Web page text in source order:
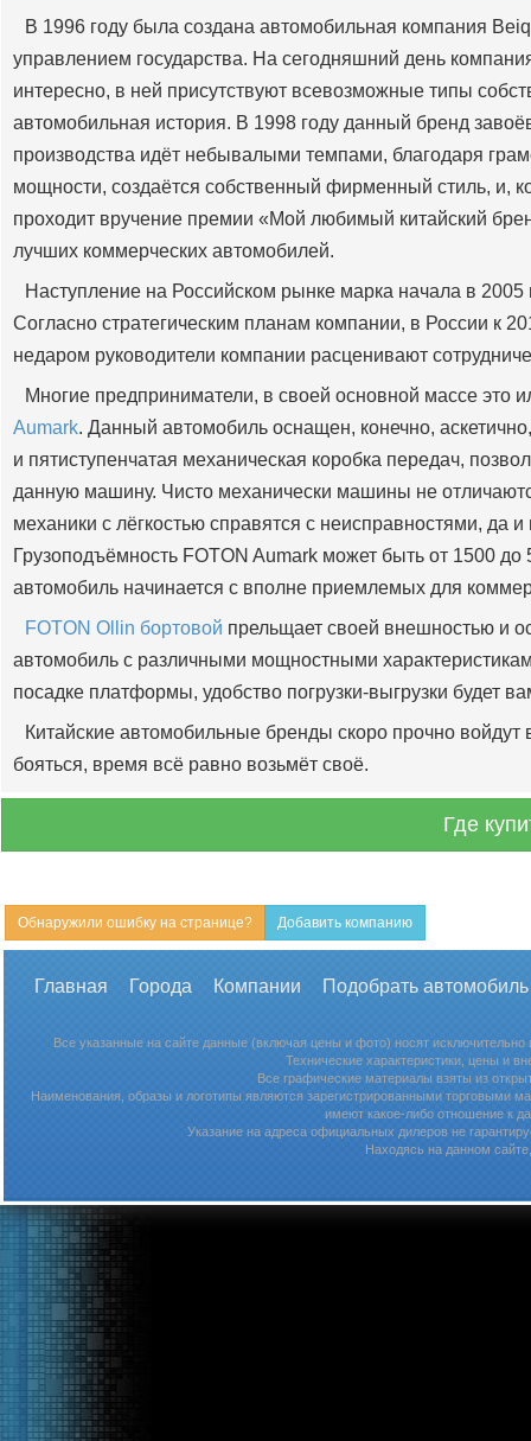
В 1996 году была создана автомобильная компания
управлением государства. На сегодняшний день
интересно, в ней присутствуют всевозможные типы
автомобильная история. В 1998 году данный бренд
производства идёт небывалыми темпами, благодаря
мощности, создаётся собственный фирменный стиль, и,
проходит вручение премии «Мой любимый китайский
лучших коммерческих автомобилей.
Наступление на Российском рынке марка начала в
Согласно стратегическим планам компании, в России к
недаром руководители компании расценивают
Многие предприниматели, в своей основной массе
Aumark. Данный автомобиль оснащен, конечно,
и пятиступенчатая механическая коробка передач,
данную машину. Чисто механически машины не
механики с лёгкостью справятся с неисправностями, да
Грузоподъёмность FOTON Aumark может быть от 1500
автомобиль начинается с вполне приемлемых для
FOTON Ollin бортовой прельщает своей внешностью и
автомобиль с различными мощностными
посадке платформы, удобство погрузки-выгрузки будет
Китайские автомобильные бренды скоро прочно
бояться, время всё равно возьмёт своё.
Где
Обнаружили ошибку на странице? Добавить компанию
Главная Города Компании Подобрать
Все указанные на сайте данные (включая цены и фото) носят
Технические характеристики, цены и
Все графические материалы взяты из
Наименования, образы и логотипы являются зарегистрированными торговыми
имеют какое-либо отношение к
Указание на адреса официальных дилеров не
Находясь на данном